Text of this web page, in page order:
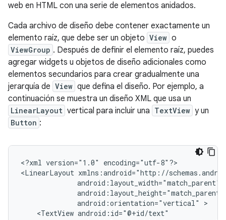
web en HTML con una serie de elementos anidados.
Cada archivo de diseño debe contener exactamente un
elemento raíz, que debe ser un objeto View o
ViewGroup . Después de definir el elemento raíz, puedes
agregar widgets u objetos de diseño adicionales como
elementos secundarios para crear gradualmente una
jerarquía de View que defina el diseño. Por ejemplo, a
continuación se muestra un diseño XML que usa un
LinearLayout vertical para incluir una TextView y un
Button :
<?xml version="1.0"
encoding="utf-8"?>
<LinearLayout
android:orientation="vertical"
<TextView